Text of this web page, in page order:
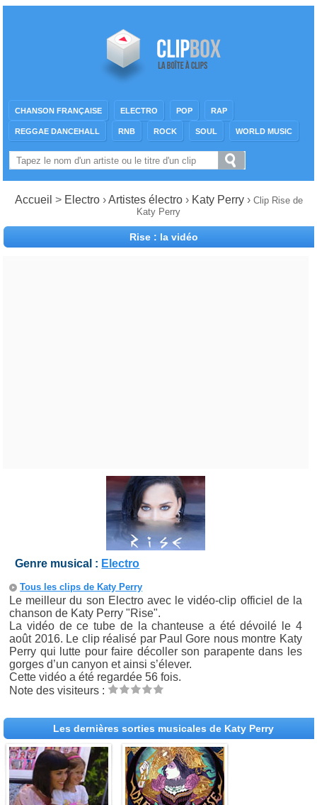
CHANSON FRANÇAISE ELECTRO POP RAP
REGGAE DANCEHALL RNB ROCK SOUL WORLD MUSIC
Accueil > Electro ›Artistes électro› Katy Perry › Clip Rise de
Katy Perry
Rise : la vidéo
Genre musical : Electro
Tous les clips de Katy Perry
Le meilleur du son Electro avec le vidéo-clip officiel de la
chanson de Katy Perry "Rise".
La vidéo de ce tube de la chanteuse a été dévoilé le 4
août 2016. Le clip réalisé par Paul Gore nous montre Katy
Perry qui lutte pour faire décoller son parapente dans les
gorges d’un canyon et ainsi s’élever.
Cette vidéo a été regardée 56 fois.
Note des visiteurs :
Les dernières sorties musicales de Katy Perry